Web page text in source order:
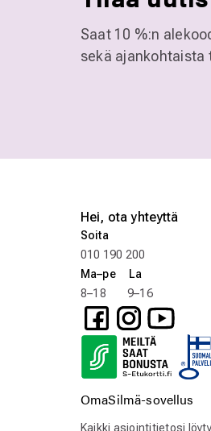
Saat 10 %:n
sekä ajankohtaista
Hei, ota yhteyttä
Soita
010 190 200
Ma–pe La
8–18 9–16
OmaSilmä-sovellus
Kaikki asiointitietosi